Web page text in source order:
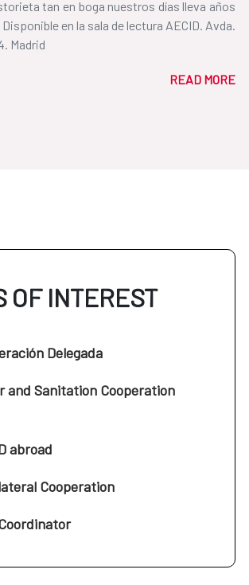
tan en boga nuestros días lleva años
en la sala de lectura AECID. Avda.
Madrid
READ MORE
OF INTEREST
Delegada
and Sanitation Cooperation
abroad
Cooperation